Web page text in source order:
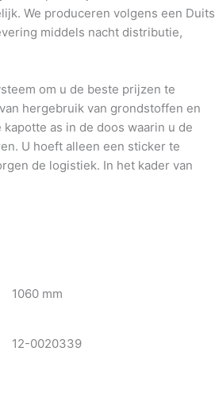
We produceren volgens een Duits
middels nacht distributie,
om u de beste prijzen te
hergebruik van grondstoffen en
as in de doos waarin u de
U hoeft alleen een sticker te
de logistiek. In het kader van
1060 mm
12-0020339